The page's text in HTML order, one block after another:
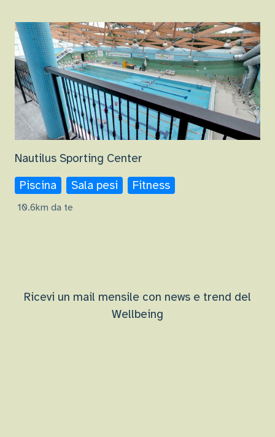
Nautilus Sporting Center
Piscina
Sala pesi Fitness
10.6km da te
Ricevi un mail mensile con news e trend del
Wellbeing